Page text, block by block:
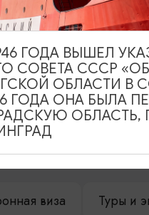
виза Туры и
ГОДА ВЫШЕЛ
СОВЕТА СССР
ОБЛАСТИ В
ГОДА ОНА БЫЛА
ОБЛАСТЬ,